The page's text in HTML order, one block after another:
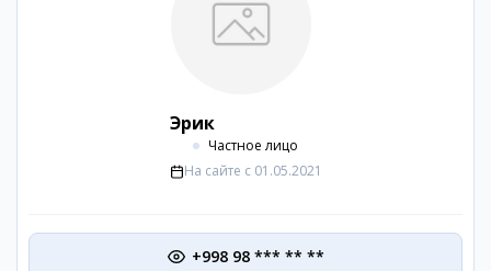
Эрик
Частное лицо
На сайте с 01.05.2021
+998 98 *** ** **